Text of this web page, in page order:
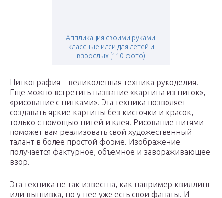
Аппликация своими руками:
классные идеи для детей и
взрослых (110 фото)
Ниткография – великолепная техника рукоделия.
Еще можно встретить название «картина из ниток»,
«рисование с нитками». Эта техника позволяет
создавать яркие картины без кисточки и красок,
только с помощью нитей и клея. Рисование нитями
поможет вам реализовать свой художественный
талант в более простой форме. Изображение
получается фактурное, объемное и завораживающее
взор.
Эта техника не так известна, как например квиллинг
или вышивка, но у нее уже есть свои фанаты. И